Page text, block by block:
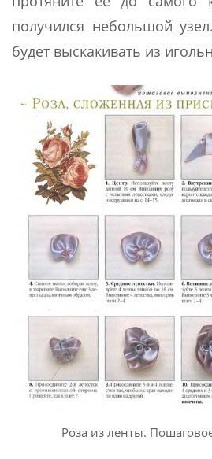
получился небольшой
будет выскакивать из
Роза из ленты.